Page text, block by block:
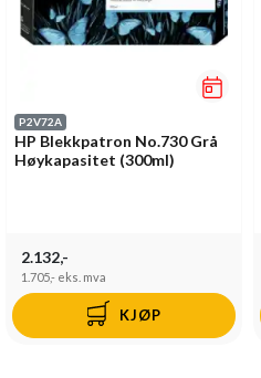
P2V72A
HP Blekkpatron No.730 Grå
Høykapasitet (300ml)
2.132,-
1.705,- eks. mva
KJØP